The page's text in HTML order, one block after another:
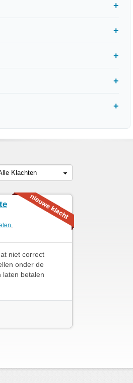
Klachten
,
niet correct
onder de
laten betalen